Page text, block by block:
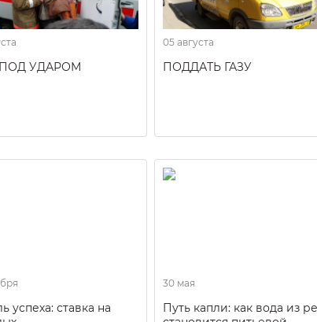
УДАРОМ
05 августа
ПОДДАТЬ ГАЗУ
успеха: ставка на
30 мая
Путь капли: как вода из